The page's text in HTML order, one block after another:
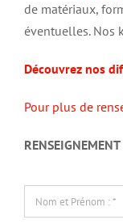
de matériaux,
éventuelles. Nos
Découvrez nos
Pour plus de